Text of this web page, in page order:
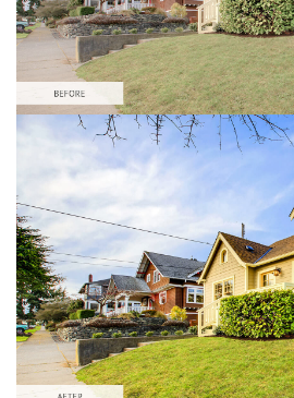
कृपया चुने
Real Estate HDR Preset #3
(40 Lr Presets)
Real Estate Collection
(120 Lr Presets)
Must-Have Collection